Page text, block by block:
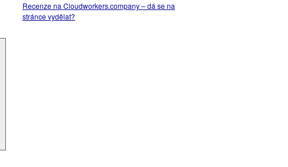
Recenze na Cloudworkers.company – dá se na
stránce vydělat?